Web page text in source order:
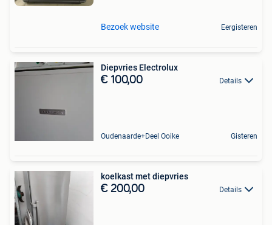
Bezoek website Eergisteren
Diepvries Electrolux
€ 100,00 Details
Oudenaarde+Deel Ooike Gisteren
koelkast met diepvries
€ 200,00 Details